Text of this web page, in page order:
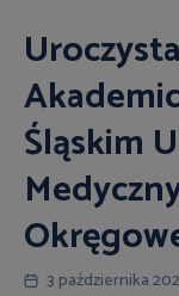
Śląskim
3 października